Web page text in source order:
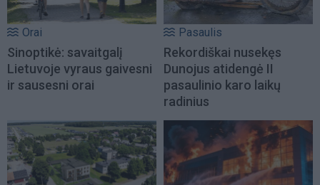
Orai
Sinoptikė: savaitgalį
Lietuvoje vyraus gaivesni
ir sausesni orai
Pasaulis
Rekordiškai nusekęs
Dunojus atidengė II
pasaulinio karo laikų
radinius